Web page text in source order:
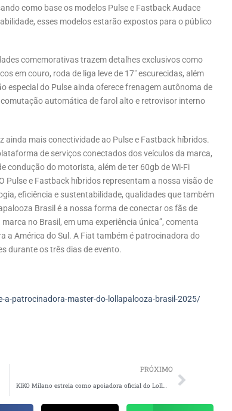
como base os modelos Pulse e Fastback Audace
esses modelos estarão expostos para o público
comemorativas trazem detalhes exclusivos como
em couro, roda de liga leve de 17″ escurecidas, além
especial do Pulse ainda oferece frenagem autônoma de
automática de farol alto e retrovisor interno
ainda mais conectividade ao Pulse e Fastback híbridos.
de serviços conectados dos veículos da marca,
condução do motorista, além de ter 60gb de Wi-Fi
Pulse e Fastback híbridos representam a nossa visão de
eficiência e sustentabilidade, qualidades que também
Brasil é a nossa forma de conectar os fãs de
no Brasil, em uma experiência única”, comenta
a América do Sul. A Fiat também é patrocinadora do
durante os três dias de evento.
patrocinadora-master-do-lollapalooza-brasil-2025/
PRÓXIMO
KIKO Milano estreia como apoiadora oficial do Lollapalooza Brasil 2025